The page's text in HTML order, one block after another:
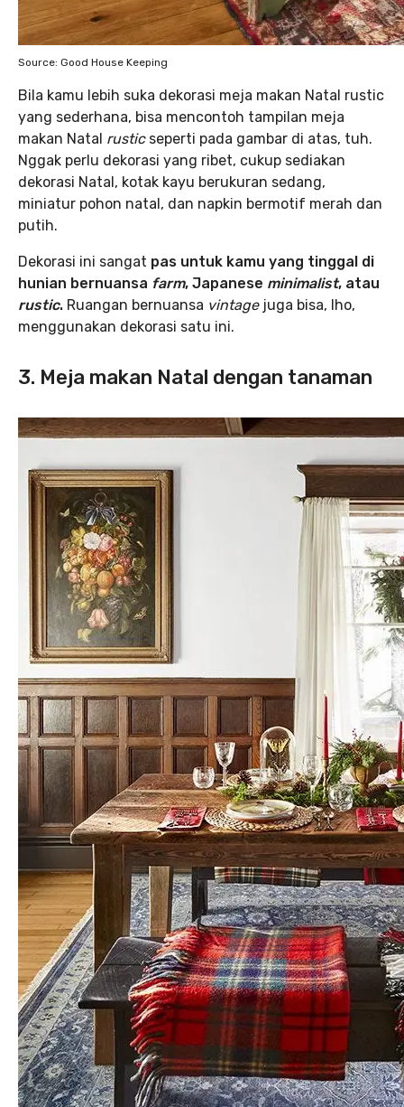
Source: Good House Keeping
Bila kamu lebih suka dekorasi meja makan Natal rustic
yang sederhana, bisa mencontoh tampilan meja
makan Natal rusticseperti pada gambar di atas, tuh.
Nggak perlu dekorasi yang ribet, cukup sediakan
dekorasi Natal, kotak kayu berukuran sedang,
miniatur pohon natal, dan napkin bermotif merah dan
putih.
Dekorasi ini sangat pas untuk kamu yang tinggal di
hunian bernuansa farm, Japanese minimalist, atau
rustic. Ruangan bernuansa vintagejuga bisa, lho,
menggunakan dekorasi satu ini.
3. Meja makan Natal dengan tanaman